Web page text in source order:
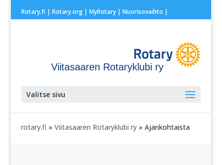
Rotary.fi | Rotary.org| MyRotary | Nuorisovaihto |
Viitasaaren Rotaryklubi ry
Valitse sivu
rotary.fi »Viitasaaren Rotaryklubi ry » Ajankohtaista